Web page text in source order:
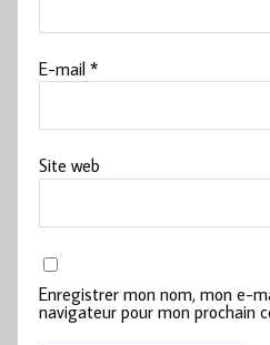
E-mail*
Site web
Enregistrer mon nom, mon e-
navigateur pour mon prochain